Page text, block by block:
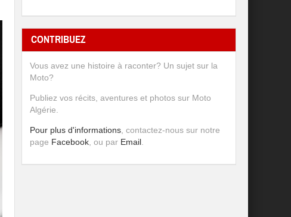
CONTRIBUEZ
Vous avez une histoire à raconter? Un sujet sur la
Moto?
Publiez vos récits, aventures et photos sur Moto
Algérie.
Pour plus d'informations , contactez-nous sur notre
page Facebook , ou par Email